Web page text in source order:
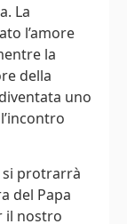
La
l’amore
la
della
uno
si protrarrà
del Papa
il nostro